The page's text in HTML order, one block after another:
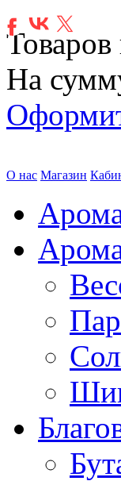
На
О нас Магазин